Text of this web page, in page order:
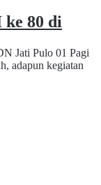
80 di
Jati Pulo 01 Pagi
adapun kegiatan